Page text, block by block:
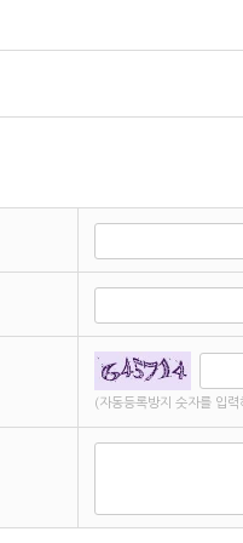
(자동등록방지 숫자를 입력